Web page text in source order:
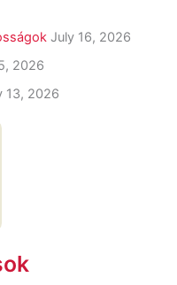
July 16, 2026
2026
13, 2026